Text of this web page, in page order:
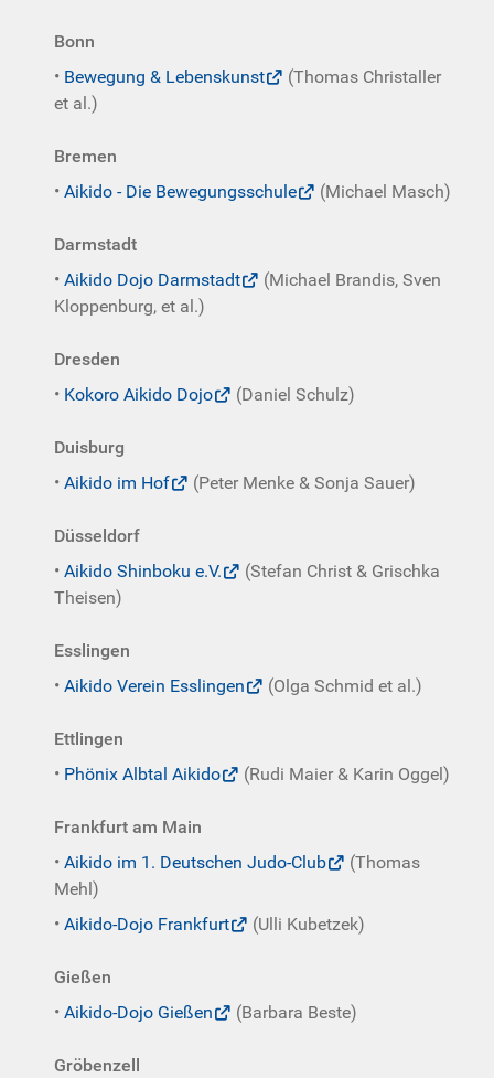
Bonn
• Bewegung & Lebenskunst
(Thomas Christaller
et al.)
Bremen
• Aikido - Die Bewegungsschule (Michael Masch)
Darmstadt
• Aikido Dojo Darmstadt
(Michael Brandis, Sven
Kloppenburg, et al.)
Dresden
• Kokoro Aikido Dojo (Daniel Schulz)
Duisburg
• Aikido im Hof (Peter Menke & Sonja Sauer)
Düsseldorf
• Aikido Shinboku e.V.
(Stefan Christ & Grischka
Theisen)
Esslingen
• Aikido Verein Esslingen (Olga Schmid et al.)
Ettlingen
• Phönix Albtal Aikido (Rudi Maier & Karin Oggel)
Frankfurt am Main
• Aikido im 1. Deutschen Judo-Club
(Thomas
Mehl)
• Aikido-Dojo Frankfurt (Ulli Kubetzek)
Gießen
• Aikido-Dojo Gießen (Barbara Beste)
Gröbenzell